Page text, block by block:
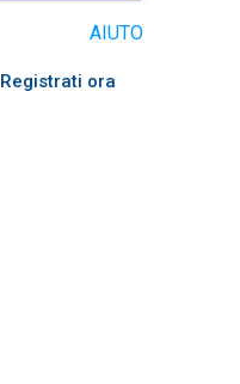
AIUTO
Registrati ora